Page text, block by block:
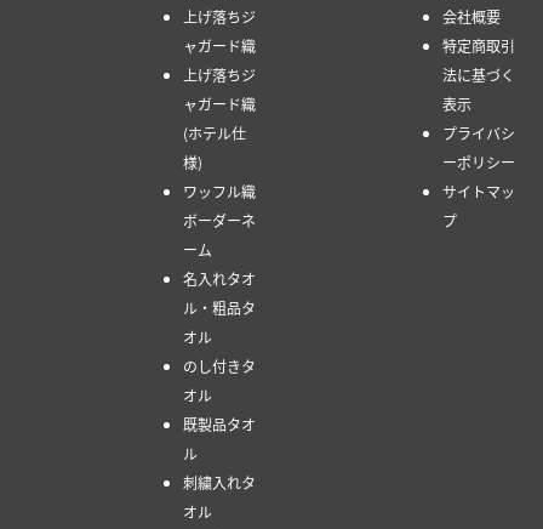
上げ落ちジ
ャガード織
上げ落ちジ
ャガード織
(ホテル仕
様)
ワッフル織
ボーダーネ
ーム
名入れタオ
ル・粗品タ
オル
のし付きタ
オル
既製品タオ
ル
刺繍入れタ
オル
会社概要
特定商取引
法に基づく
表示
プライバシ
ーポリシー
サイトマッ
プ